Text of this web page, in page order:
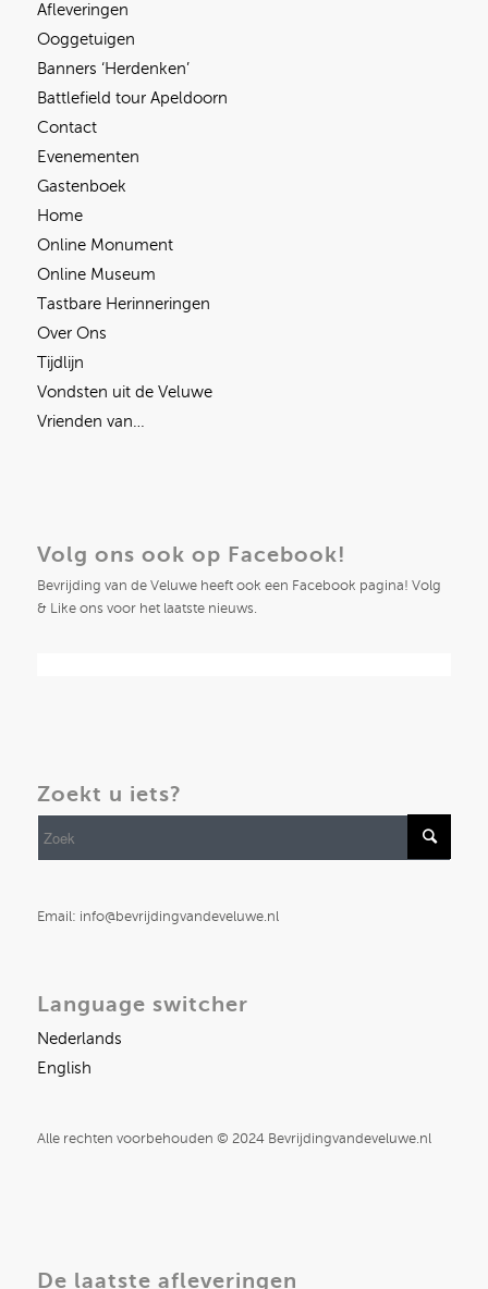
Afleveringen
Ooggetuigen
Banners ‘Herdenken’
Battlefield tour Apeldoorn
Contact
Evenementen
Gastenboek
Home
Online Monument
Online Museum
Tastbare Herinneringen
Over Ons
Tijdlijn
Vondsten uit de Veluwe
Vrienden van…
Volg ons ook op Facebook!
Bevrijding van de Veluwe heeft ook een Facebook pagina! Volg
& Like ons voor het laatste nieuws.
Zoekt u iets?
Email: info@bevrijdingvandeveluwe.nl
Language switcher
Nederlands
English
Alle rechten voorbehouden © 2024 Bevrijdingvandeveluwe.nl
De laatste afleveringen